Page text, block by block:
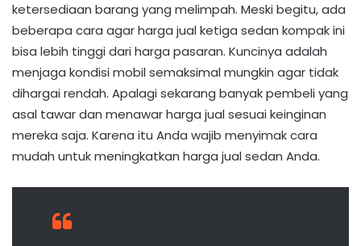
ketersediaan barang yang melimpah. Meski begitu, ada
beberapa cara agar harga jual ketiga sedan kompak ini
bisa lebih tinggi dari harga pasaran. Kuncinya adalah
menjaga kondisi mobil semaksimal mungkin agar tidak
dihargai rendah. Apalagi sekarang banyak pembeli yang
asal tawar dan menawar harga jual sesuai keinginan
mereka saja. Karena itu Anda wajib menyimak cara
mudah untuk meningkatkan harga jual sedan Anda.